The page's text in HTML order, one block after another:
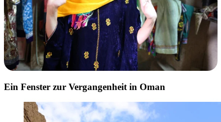
Ein Fenster zur Vergangenheit in Oman